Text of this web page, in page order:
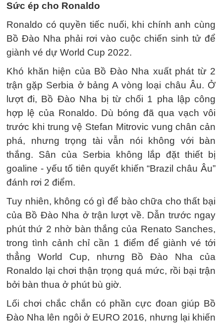
Sức ép cho Ronaldo
Ronaldo có quyền tiếc nuối, khi chính anh cùng
Bồ Đào Nha phải rơi vào cuộc chiến sinh tử để
giành vé dự World Cup 2022.
Khó khăn hiện của Bồ Đào Nha xuất phát từ 2
trận gặp Serbia ở bảng A vòng loại châu Âu. Ở
lượt đi, Bồ Đào Nha bị từ chối 1 pha lập công
hợp lệ của Ronaldo. Dù bóng đã qua vạch vôi
trước khi trung vệ Stefan Mitrovic vung chân cản
phá, nhưng trọng tài vẫn nói không với bàn
thắng. Sân của Serbia không lắp đặt thiết bị
goaline - yếu tố tiên quyết khiến “Brazil châu Âu”
đánh rơi 2 điểm.
Tuy nhiên, không có gì để bào chữa cho thất bại
của Bồ Đào Nha ở trận lượt về. Dẫn trước ngay
phút thứ 2 nhờ bàn thắng của Renato Sanches,
trong tình cảnh chỉ cần 1 điểm để giành vé tới
thẳng World Cup, nhưng Bồ Đào Nha của
Ronaldo lại chơi thận trọng quá mức, rồi bại trận
bởi bàn thua ở phút bù giờ.
Lối chơi chắc chắn có phần cực đoan giúp Bồ
Đào Nha lên ngôi ở EURO 2016, nhưng lại khiến